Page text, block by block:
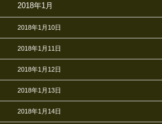
2018年1月
2018年1月10日
2018年1月11日
2018年1月12日
2018年1月13日
2018年1月14日